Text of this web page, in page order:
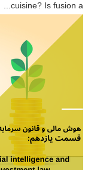
cuisine? Is fusion a...